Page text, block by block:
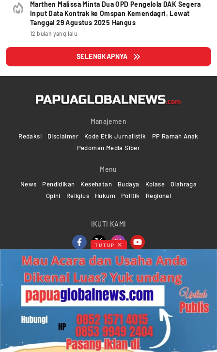
Marthen Malissa Minta Dua OPD Pengelola DAK Segera
Input Data Kontrak ke Omspan Kemendagri, Lewat
Tanggal 29 Agustus 2025 Hangus
12 bulan yang lalu
SELENGKAPNYA
Manajemen
Redaksi Disclaimer Kode Etik Jurnalistik
PP Ramah Anak
Pedoman Media Siber
Menu
News Pendidikan Kesehatan Budaya Kolase
Olahraga
Opini
Religius Hukum Politik Regional
IKUTI KAMI
Copyright ©2024-2026 Papuaglobalnews.com | All rights
reserved
Web Developer Powered byKMGNetwork
TUTUP